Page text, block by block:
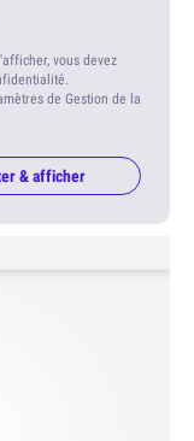
vous devez
de Gestion de la
& afficher